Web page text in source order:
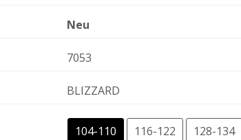
Neu
7053
BLIZZARD
104-110 116-122 128-134